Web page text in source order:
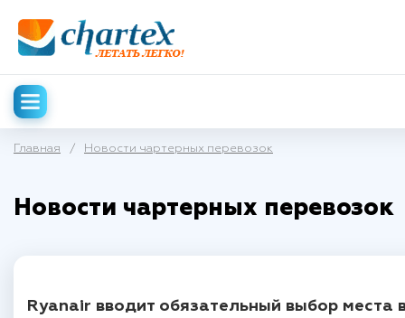
Главная / Новости чартерных перевозок
Новости чартерных перевозок
Ryanair вводит обязательный выбор